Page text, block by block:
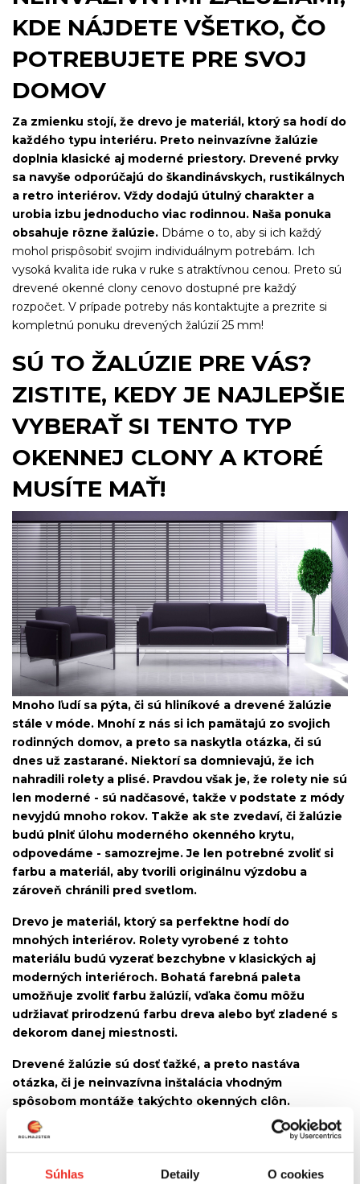
Súhlas Detaily O cookies
KDE NÁJDETE VŠETKO, ČO
POTREBUJETE PRE SVOJ
DOMOV
Za zmienku stojí, že drevo je materiál, ktorý sa hodí do
každého typu interiéru. Preto neinvazívne žalúzie
doplnia klasické aj moderné priestory. Drevené prvky
sa navyše odporúčajú do škandinávskych, rustikálnych
a retro interiérov. Vždy dodajú útulný charakter a
urobia izbu jednoducho viac rodinnou. Naša ponuka
obsahuje rôzne žalúzie. Dbáme o to, aby si ich každý
mohol prispôsobiť svojim individuálnym potrebám. Ich
vysoká kvalita ide ruka v ruke s atraktívnou cenou. Preto sú
drevené okenné clony cenovo dostupné pre každý
rozpočet. V prípade potreby nás kontaktujte a prezrite si
kompletnú ponuku drevených žalúzií 25 mm!
SÚ TO ŽALÚZIE PRE VÁS?
ZISTITE, KEDY JE NAJLEPŠIE
VYBERAŤ SI TENTO TYP
OKENNEJ CLONY A KTORÉ
MUSÍTE MAŤ!
Mnoho ľudí sa pýta, či sú hliníkové a drevené žalúzie
stále v móde. Mnohí z nás si ich pamätajú zo svojich
rodinných domov, a preto sa naskytla otázka, či sú
dnes už zastarané. Niektorí sa domnievajú, že ich
nahradili rolety a plisé. Pravdou však je, že rolety nie sú
len moderné - sú nadčasové, takže v podstate z módy
nevyjdú mnoho rokov. Takže ak ste zvedaví, či žalúzie
budú plniť úlohu moderného okenného krytu,
odpovedáme - samozrejme. Je len potrebné zvoliť si
farbu a materiál, aby tvorili originálnu výzdobu a
zároveň chránili pred svetlom.
Drevo je materiál, ktorý sa perfektne hodí do
mnohých interiérov. Rolety vyrobené z tohto
materiálu budú vyzerať bezchybne v klasických aj
moderných interiéroch. Bohatá farebná paleta
umožňuje zvoliť farbu žalúzií, vďaka čomu môžu
udržiavať prirodzenú farbu dreva alebo byť zladené s
dekorom danej miestnosti.
Drevené žalúzie sú dosť ťažké, a preto nastáva
otázka, či je neinvazívna inštalácia vhodným
spôsobom montáže takýchto okenných clôn.
Odpoveď znie: niet sa čoho báť. Neinvazívne háčiky,
ktoré používame na montáž našich žalúzií, bez
problémov udržia váhu žalúzií. Táto metóda má v
prvom rade jednu obrovskú výhodu. Na zavesenie